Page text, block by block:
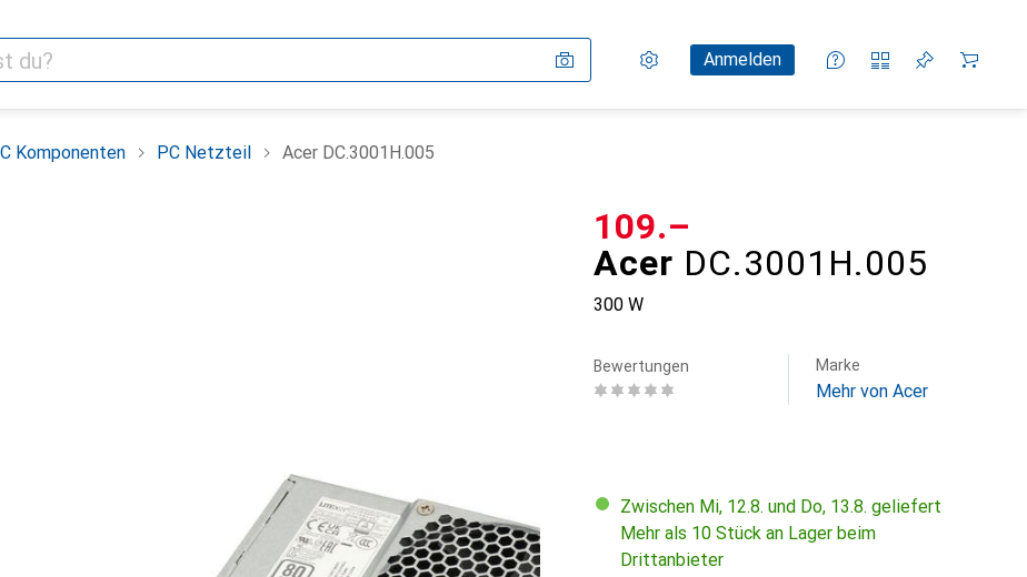
Einstellungen
KundenkontoAnmelden
Vergleichslisten
Merklisten
Warenkorb
Komponenten PC Netzteil Acer DC.3001H.005
Acer DC.3001H.005
300 W
CHF
109.–
Bewertungen Marke
Mehr von Acer
Zwischen Mi, 12.8. und Do, 13.8. geliefert
Mehr als 10 Stück an Lager beim
Drittanbieter